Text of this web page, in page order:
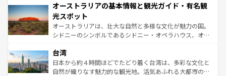
部のニューオーリンズでは、音楽と美食が融合した独特の
文化が魅力。旅行者はアメリカの各地域で異なる魅力を楽
しみながら、その多様性と豊かな歴史を感じることができ
るだろう。車でのロードトリップや列車の旅も、アメリカ
情報は
ワイ島は見逃せない。また、定番の観光地といえばオアフ
島だが、静かな自然を求めるならマウイ島やカウアイ島が
おすすめ。エメラルドグリーンに輝く海をはじめ、豊かな
文化や歴史が息づいている。「アロハスピリット」と呼ば
人々、おいしいローカルフードやハワイアンミュージッ
ク、伝統的なフラダンスなど、すべてがハワイの魅力を彩
っている。訪れるたびに新しい発見と感動が待っているハ
オーストラリアの基本情報と観光ガイド・有名観
光スポット
オーストラリアは、壮大な自然と多様な文化が魅力の国。
シドニーのシンボルであるシドニー・オペラハウス、オー
リアリーフや大陸中央部にそびえるウルル（エアーズロッ
ク）、タスマニアの美しい原生林やケアンズの熱帯雨林な
ど、見どころがたくさん。また、カフェやワイン、オージ
台湾
日本から約４時間ほどでたどり着く台湾は、多彩な文化と
自然が織りなす魅力的な観光地。活気あふれる大都市の台